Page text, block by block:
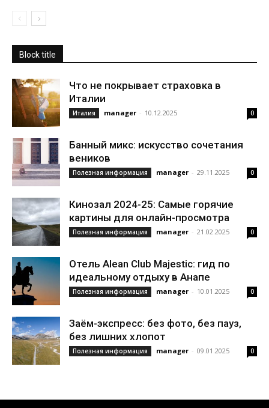
Block title
Что не покрывает страховка в
Италии
Италия manager - 10.12.2025 0
Банный микс: искусство сочетания
веников
Полезная информация manager - 29.11.2025 0
Кинозал 2024-25: Самые горячие
картины для онлайн-просмотра
Полезная информация manager - 21.02.2025 0
Отель Alean Club Majestic: гид по
идеальному отдыху в Анапе
Полезная информация manager - 10.01.2025 0
Заём-экспресс: без фото, без пауз,
без лишних хлопот
Полезная информация manager - 09.01.2025 0